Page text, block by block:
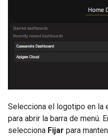
Selecciona el logotipo en la
para abrir la barra de menú.
selecciona Fijar para